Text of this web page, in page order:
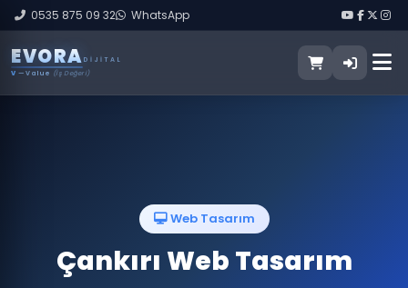
0535 875 09 32 WhatsApp
EVORA DIJITAL
V — Value (İş Değeri)
Web Tasarım
Çankırı Web Tasarım